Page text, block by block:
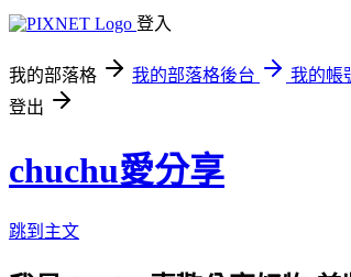
登入
我的部落格 我的部落格後台
我的帳
登出
chuchu愛分享
跳到主文